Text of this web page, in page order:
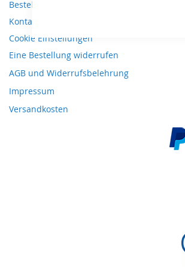
Bestellungen und Rücksendungen
Kontaktieren Sie uns
Cookie Einstellungen
Eine Bestellung widerrufen
AGB und Widerrufsbelehrung
Impressum
Versandkosten